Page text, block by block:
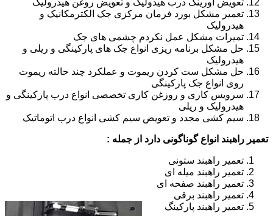
تعویض اورینگ درب هیدولیک و تعویض روغن هیدرولیک
تعمیر مشکل بورد فرمان مرکزی جک الکترمکانیک و
هیدرولیک
تمیرات مشکل عمل نکردم چشمی های جک
حل مشکل برنامه ریزی انواع جک های پارکینگی و ریلی و
هیدرولیک
حل مشکل ست کردن ریموت و عملکرد چند حالته ریموت
روی انواع جک پارکینگی
سرویس کاری و روزغن کاری تخصصی انواع درب پارکینگی و
هیدرولیک و ریلی
سیم کشی مجدد و تعویض سیم کشی انواع درب اتوماتیک
تعمیر راهبند انواع گوناگونی دارد از جمله :
تعمیر راهبند ستونی
تعمیر راهبند میله ای
تعمیر راهبند صفحه ای
تعمیر راهبند برقی
تعمیر راهبند پارکینگ